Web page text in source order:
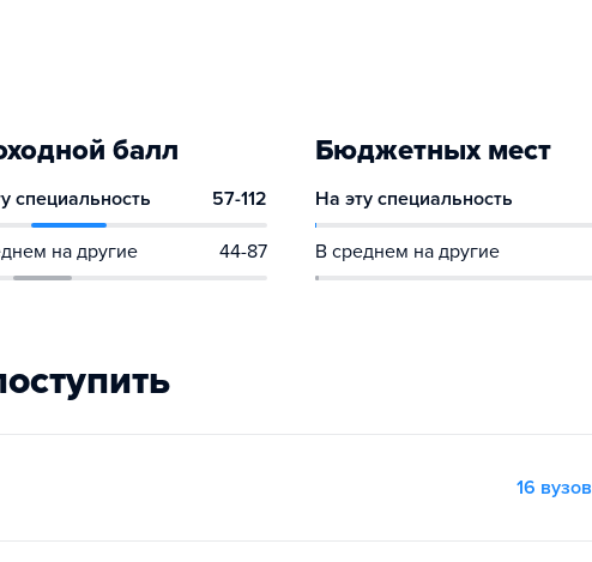
балл
специальность 57-112
на другие 44-87
Бюджетных мест
На эту специальность
В среднем на другие
16 вузов